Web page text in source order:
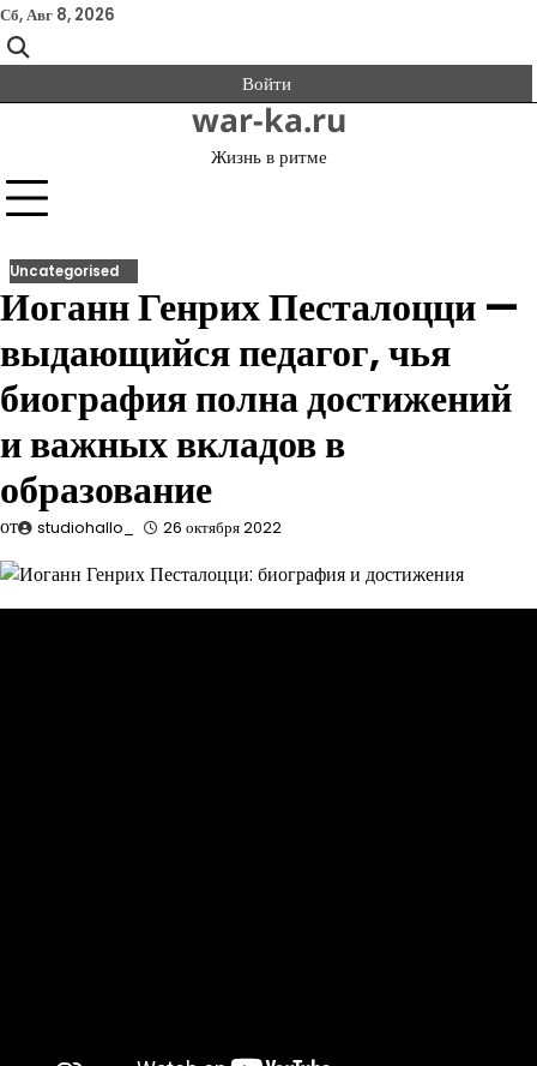
Перейти
к
содержимому
Сб, Авг 8, 2026
Войти
war-ka.ru
Жизнь в ритме
Uncategorised
Иоганн Генрих Песталоцци —
выдающийся педагог, чья
биография полна достижений
и важных вкладов в
образование
от studiohallo_ 26 октября 2022